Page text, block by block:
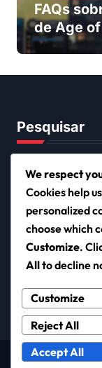
FAQs
de Age
Pesquisar
for:
We respect
Cookies help
personalized
choose which
Customize.
Allto decline
Customize
Reject All
Accept All